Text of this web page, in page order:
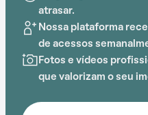
Dentro do Residencial
desfrutar de portaria 24
criando um ambiente
atrasar.
Nossa plataforma
de acessos
Fotos e vídeos
que valorizam o seu